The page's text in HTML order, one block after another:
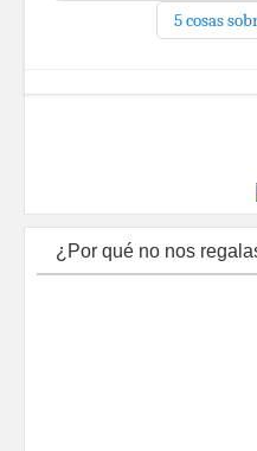
5 cosas
¿Por qué no nos